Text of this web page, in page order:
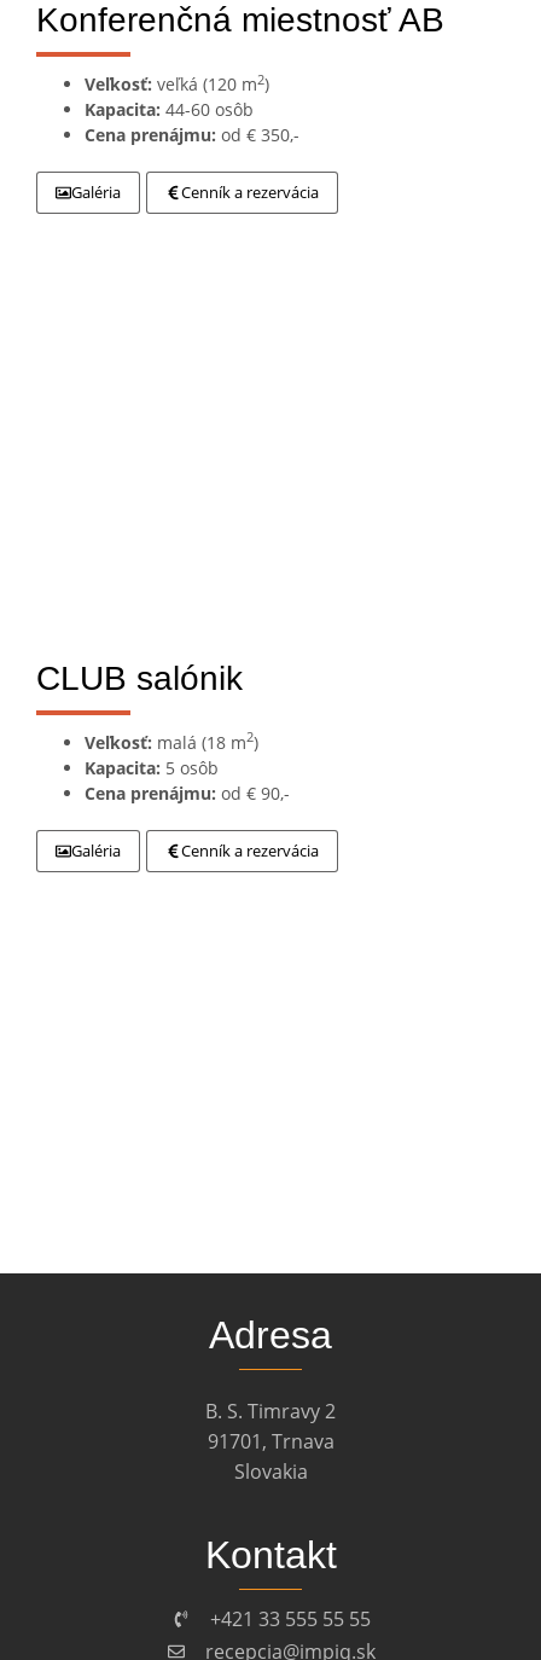
Konferenčná miestnosť AB
Veľkosť: veľká (120 m2)
Kapacita: 44-60 osôb
Cena prenájmu: od € 350,-
Galéria Cenník a rezervácia
CLUB salónik
Veľkosť: malá (18 m2)
Kapacita: 5 osôb
Cena prenájmu: od € 90,-
Galéria Cenník a rezervácia
Adresa
B. S. Timravy 2
91701, Trnava
Slovakia
Kontakt
+421 33 555 55 55
recepcia@impiq.sk